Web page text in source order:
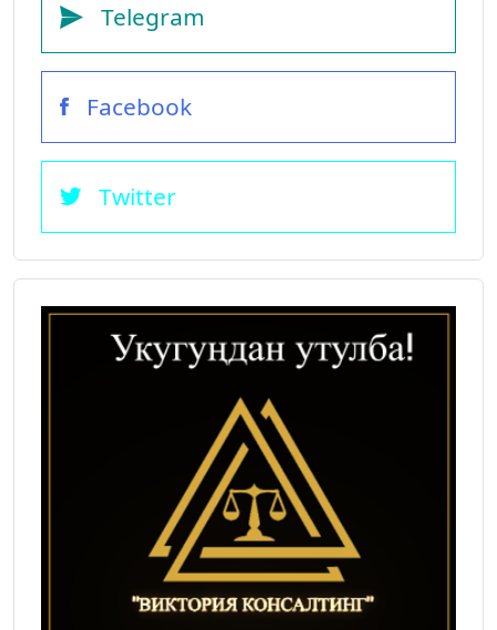
Telegram
Facebook
Twitter